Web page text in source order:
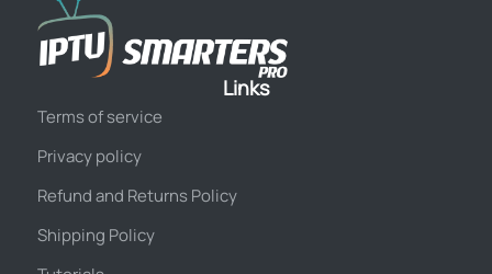
Links
Terms of service
Privacy policy
Refund and Returns Policy
Shipping Policy